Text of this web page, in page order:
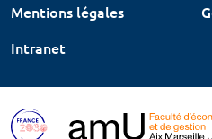
Mentions légales
Intranet